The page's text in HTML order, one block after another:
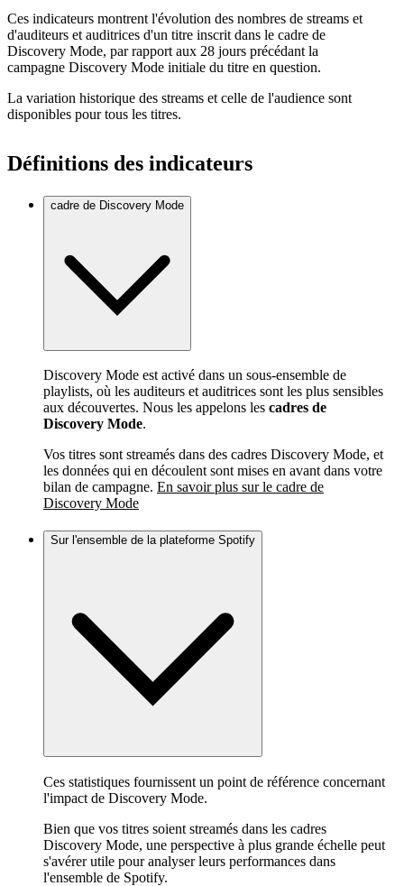
Ces indicateurs montrent l'évolution des nombres de streams et
d'auditeurs et auditrices d'un titre inscrit dans le cadre de
Discovery Mode, par rapport aux 28 jours précédant la
campagne Discovery Mode initiale du titre en question.
La variation historique des streams et celle de l'audience sont
disponibles pour tous les titres.
Définitions des indicateurs
cadre de Discovery Mode
Discovery Mode est activé dans un sous-ensemble de
playlists, où les auditeurs et auditrices sont les plus sensibles
aux découvertes. Nous les appelons les cadres de
Discovery Mode.
Vos titres sont streamés dans des cadres Discovery Mode, et
les données qui en découlent sont mises en avant dans votre
bilan de campagne. En savoir plus sur le cadre de
Discovery Mode
Sur l'ensemble de la plateforme Spotify
Ces statistiques fournissent un point de référence concernant
l'impact de Discovery Mode.
Bien que vos titres soient streamés dans les cadres
Discovery Mode, une perspective à plus grande échelle peut
s'avérer utile pour analyser leurs performances dans
l'ensemble de Spotify.